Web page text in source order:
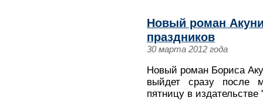
Новый роман
праздников
30 марта 2012 года
Новый роман Бориса
выйдет сразу после
пятницу в издательстве